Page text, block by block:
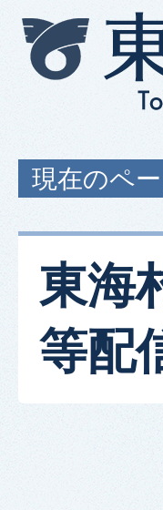
現在のペ
東海
等配